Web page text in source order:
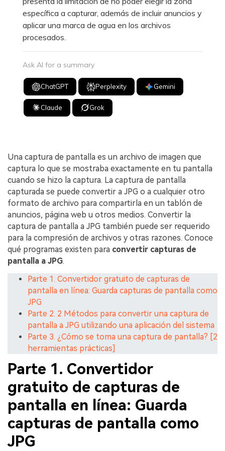
específica a capturar, además de incluir anuncios y
aplicar una marca de agua en los archivos
procesados.
Ask AI for a summary
ChatGPT Perplexity Gemini
Claude Grok
Una captura de pantalla es un archivo de imagen que
captura lo que se mostraba exactamente en tu pantalla
cuando se hizo la captura. La captura de pantalla
capturada se puede convertir a JPG o a cualquier otro
formato de archivo para compartirla en un tablón de
anuncios, página web u otros medios. Convertir la
captura de pantalla a JPG también puede ser requerido
para la compresión de archivos y otras razones. Conoce
qué programas existen para convertir capturas de
pantalla a JPG.
Parte 1. Convertidor gratuito de capturas de
pantalla en línea: Guarda capturas de pantalla como
JPG
Parte 2. 2 Métodos para convertir una captura de
pantalla a JPG utilizando una aplicación del sistema
Parte 3. ¿Cómo se toma una captura de pantalla? [2
herramientas prácticas]
Parte 1. Convertidor
gratuito de capturas de
pantalla en línea: Guarda
capturas de pantalla como
JPG